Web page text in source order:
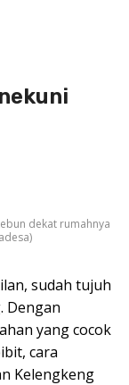
dekat rumahnya
sudah tujuh
Dengan
yang cocok
cara
Kelengkeng